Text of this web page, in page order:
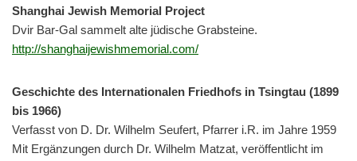
Shanghai Jewish Memorial Project
Dvir Bar-Gal sammelt alte jüdische Grabsteine.
http://shanghaijewishmemorial.com/
Geschichte des Internationalen Friedhofs in Tsingtau (1899
bis 1966)
Verfasst von D. Dr. Wilhelm Seufert, Pfarrer i.R. im Jahre 1959
Mit Ergänzungen durch Dr. Wilhelm Matzat, veröffentlicht im